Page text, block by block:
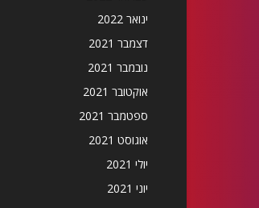
ינואר 2022
דצמבר 2021
נובמבר 2021
אוקטובר 2021
ספטמבר 2021
אוגוסט 2021
יולי 2021
יוני 2021